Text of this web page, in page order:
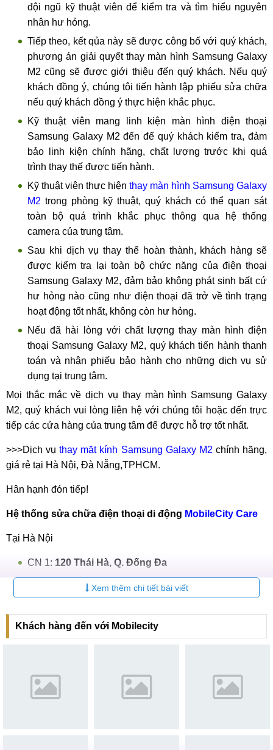
đội ngũ kỹ thuật viên để kiểm tra và tìm hiểu nguyên
nhân hư hỏng.
Tiếp theo, kết qủa này sẽ được công bố với quý khách,
phương án giải quyết thay màn hình Samsung Galaxy
M2 cũng sẽ được giới thiệu đến quý khách. Nếu quý
khách đồng ý, chúng tôi tiến hành lập phiếu sửa chữa
nếu quý khách đồng ý thực hiện khắc phục.
Kỹ thuật viên mang linh kiện màn hình điện thoại
Samsung Galaxy M2 đến để quý khách kiểm tra, đảm
bảo linh kiện chính hãng, chất lượng trước khi quá
trình thay thế được tiến hành.
Kỹ thuật viên thực hiện thay màn hình Samsung Galaxy
M2 trong phòng kỹ thuật, quý khách có thể quan sát
toàn bộ quá trình khắc phục thông qua hệ thống
camera của trung tâm.
Sau khi dịch vụ thay thế hoàn thành, khách hàng sẽ
được kiểm tra lại toàn bộ chức năng của điện thoại
Samsung Galaxy M2, đảm bảo không phát sinh bất cứ
hư hỏng nào cũng như điện thoại đã trở về tình trạng
hoạt động tốt nhất, không còn hư hỏng.
Nếu đã hài lòng với chất lượng thay màn hình điện
thoại Samsung Galaxy M2, quý khách tiến hành thanh
toán và nhận phiếu bảo hành cho những dịch vụ sử
dụng tại trung tâm.
Mọi thắc mắc về dịch vụ thay màn hình Samsung Galaxy
M2, quý khách vui lòng liên hệ với chúng tôi hoặc đến trực
tiếp các cửa hàng của trung tâm để được hỗ trợ tốt nhất.
>>>Dịch vụthay mặt kính Samsung Galaxy M2 chính hãng,
giá rẻ tại Hà Nội, Đà Nẵng,TPHCM.
Hân hạnh đón tiếp!
Hệ thống sửa chữa điện thoại di động MobileCity Care
Tại Hà Nội
CN 1: 120 Thái Hà, Q. Đống Đa
Hotline:037.437.9999
Hotline:096.2222.398
Tại TP Hồ Chí Minh
Xem thêm chi tiết bài viết
Khách hàng đến với Mobilecity